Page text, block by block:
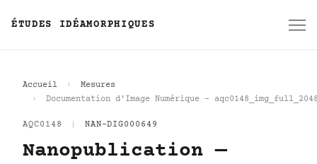
ÉTUDES IDÉAMORPHIQUES
Accueil
Mesures
Documentation d'Image Numérique -
AQC0148 NAN-DIG000649
Nanopublication —